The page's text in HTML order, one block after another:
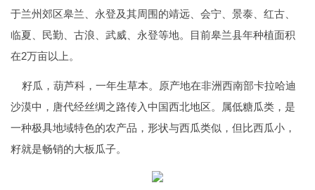
于兰州郊区皋兰、永登及其周围的靖远、会宁、景泰、红古、
临夏、民勤、古浪、武威、永登等地。目前皋兰县年种植面积
在2万亩以上。
籽瓜，葫芦科，一年生草本。原产地在非洲西南部卡拉哈迪
沙漠中，唐代经丝绸之路传入中国西北地区。属低糖瓜类，是
一种极具地域特色的农产品，形状与西瓜类似，但比西瓜小，
籽就是畅销的大板瓜子。